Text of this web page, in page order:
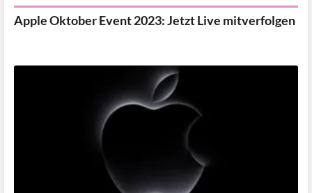
Apple Oktober Event 2023: Jetzt Live mitverfolgen